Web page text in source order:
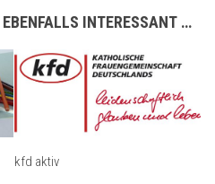
INTERESSANT …
kfd aktiv